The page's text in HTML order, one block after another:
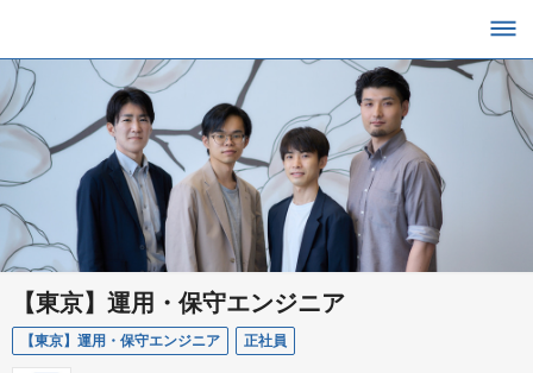
【東京】運用・保守エンジニア
【東京】運用・保守エンジニア 正社員